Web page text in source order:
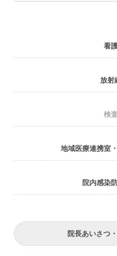
看
放射
検
地域医療連携室
院内感染
院長あいさつ